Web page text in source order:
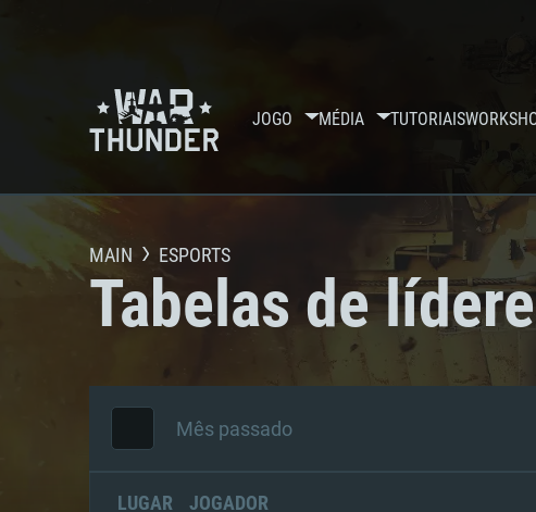
JOGO MÉDIA TUTORIAIS
MAIN ESPORTS
Tabelas de
Mês passado
LUGAR JOGADOR